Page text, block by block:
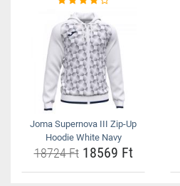
Joma Supernova III Zip-Up
Hoodie White Navy
18724 Ft18569 Ft